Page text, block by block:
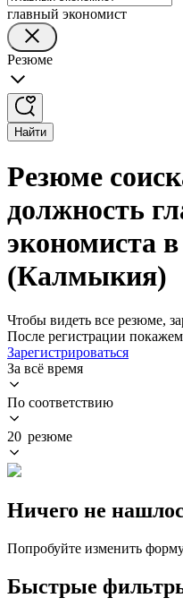
главный экономист
Резюме
Найти
Резюме
должность
экономиста
(Калмыкия)
Чтобы видеть все резюме,
После регистрации
Зарегистрироваться
За всё время
По соответствию
20 резюме
Ничего не
Попробуйте изменить
Быстрые